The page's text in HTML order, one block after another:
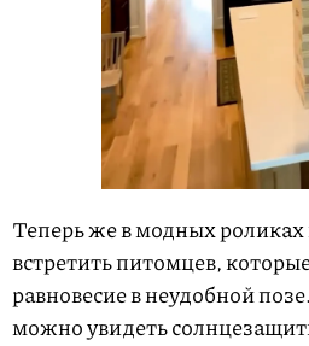
Теперь же в модных
встретить питомцев,
равновесие в неудобной
можно увидеть